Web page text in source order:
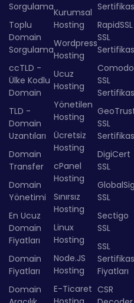
Sorgulama
Toplu
Domain
Sorgulama
ccTLD -
Ülke Kodlu
Domain
TLD -
Domain
Uzantıları
Domain
Transfer
Domain
Yönetimi
En Ucuz
Domain
Fiyatları
Domain
Fiyatları
Domain
Kurumsal
Hosting
Wordpress
Hosting
Ucuz
Hosting
Yönetilen
Hosting
Ücretsiz
Hosting
cPanel
Hosting
Sınırsız
Hosting
Linux
Hosting
Node.JS
Hosting
E-Ticaret
RapidSSL
SSL
Comodo
SSL
SSL
DigiCert
SSL
SSL
Sectigo
SSL
SSL
Fiyatları
CSR